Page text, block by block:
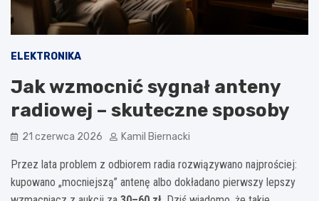
ELEKTRONIKA
Jak wzmocnić sygnał anteny
radiowej – skuteczne sposoby
21 czerwca 2026 Kamil Biernacki
Przez lata problem z odbiorem radia rozwiązywano najprościej:
kupowano „mocniejszą” antenę albo dokładano pierwszy lepszy